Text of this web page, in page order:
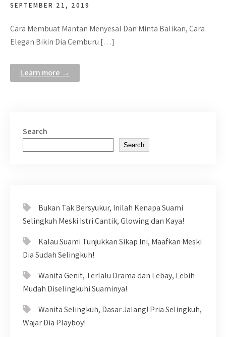
SEPTEMBER 21, 2019
Cara Membuat Mantan Menyesal Dan Minta Balikan, Cara
Elegan Bikin Dia Cemburu […]
Learn more →
Search
Search
Bukan Tak Bersyukur, Inilah Kenapa Suami
Selingkuh Meski Istri Cantik, Glowing dan Kaya!
Kalau Suami Tunjukkan Sikap Ini, Maafkan Meski
Dia Sudah Selingkuh!
Wanita Genit, Terlalu Drama dan Lebay, Lebih
Mudah Diselingkuhi Suaminya!
Wanita Selingkuh, Dasar Jalang! Pria Selingkuh,
Wajar Dia Playboy!